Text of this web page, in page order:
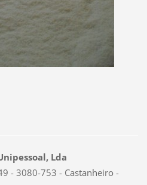
Lda
- 3080-753 - Castanheiro -